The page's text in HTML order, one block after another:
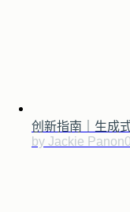
创新指南｜生成
by Jackie Panon